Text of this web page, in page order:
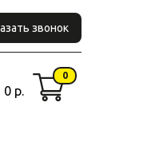
звонок
0 р.
0